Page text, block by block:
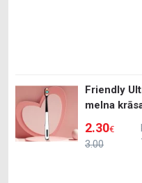
Friendly
melna
3.00
2.30€